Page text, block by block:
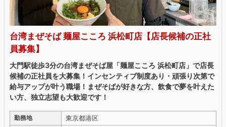
台湾まぜそば 麺屋こころ 浜松町店【店長候補の正社
員募集】
大門駅徒歩3分の台湾まぜそば屋「麺屋こころ 浜松町店」で店長
候補の正社員を大募集！インセンティブ制度あり・頑張り次第で
給与アップが叶う職場！まぜそばが好きな方、飲食で夢を叶えた
い方、独立志望も大歓迎です！
勤務地 東京都港区